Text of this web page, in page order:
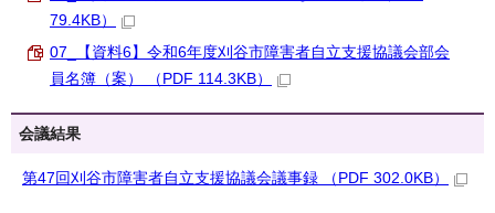
79.4KB）
07_【資料6】令和6年度刈谷市障害者自立支援協議会部会
員名簿（案） （PDF 114.3KB）
会議結果
第47回刈谷市障害者自立支援協議会議事録 （PDF 302.0KB）